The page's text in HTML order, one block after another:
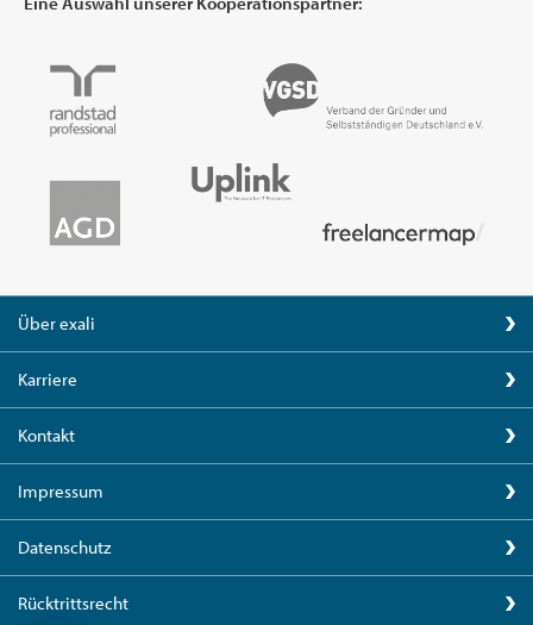
Über exali
Karriere
Kontakt
Impressum
Datenschutz
Rücktrittsrecht